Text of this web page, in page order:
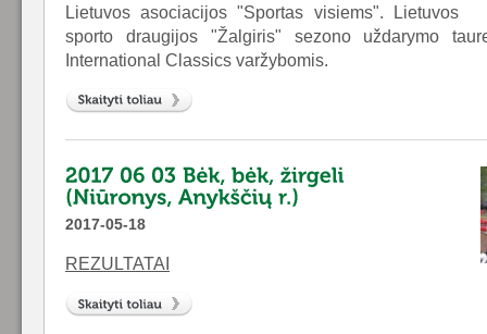
Lietuvos asociacijos "Sportas visiems". Lietuvos
sporto draugijos "Žalgiris" sezono uždarymo
International Classics varžybomis.
2017-05-18
REZULTATAI